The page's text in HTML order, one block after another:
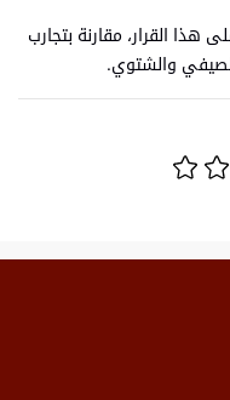
هذا القرار، مقارنة بتجارب
والشتوي.